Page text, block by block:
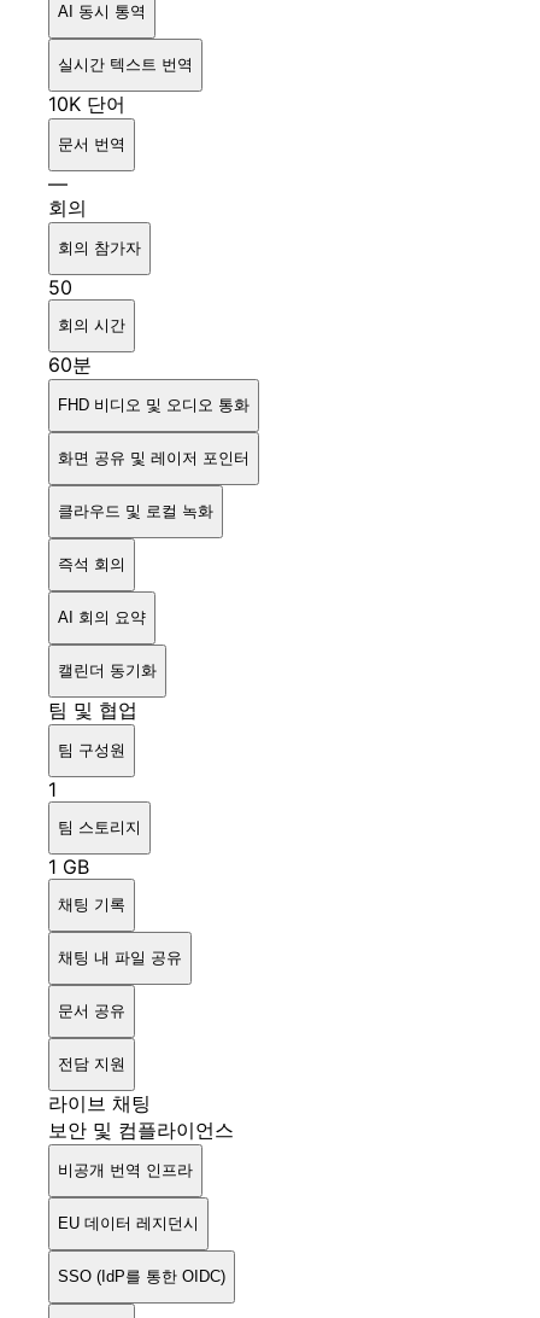
AI 동시 통역
실시간 텍스트 번역
10K 단어
문서 번역
—
회의
회의 참가자
50
회의 시간
60분
FHD 비디오 및 오디오 통화
화면 공유 및 레이저 포인터
클라우드 및 로컬 녹화
즉석 회의
AI 회의 요약
캘린더 동기화
팀 및 협업
팀 구성원
1
팀 스토리지
1 GB
채팅 기록
채팅 내 파일 공유
문서 공유
전담 지원
라이브 채팅
보안 및 컴플라이언스
비공개 번역 인프라
EU 데이터 레지던시
SSO (IdP를 통한 OIDC)